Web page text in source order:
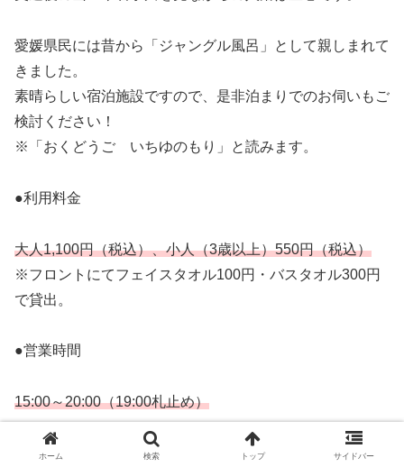
愛媛県民には昔から「ジャングル風呂」として親しまれて
きました。
素晴らしい宿泊施設ですので、是非泊まりでのお伺いもご
検討ください！
※「おくどうご いちゆのもり」と読みます。
●利用料金
大人1,100円（税込）、小人（3歳以上）550円（税込）
※フロントにてフェイスタオル100円・バスタオル300円
で貸出。
●営業時間
15:00～20:00（19:00札止め）
●住所ホーム 検索 トップ サイドバー